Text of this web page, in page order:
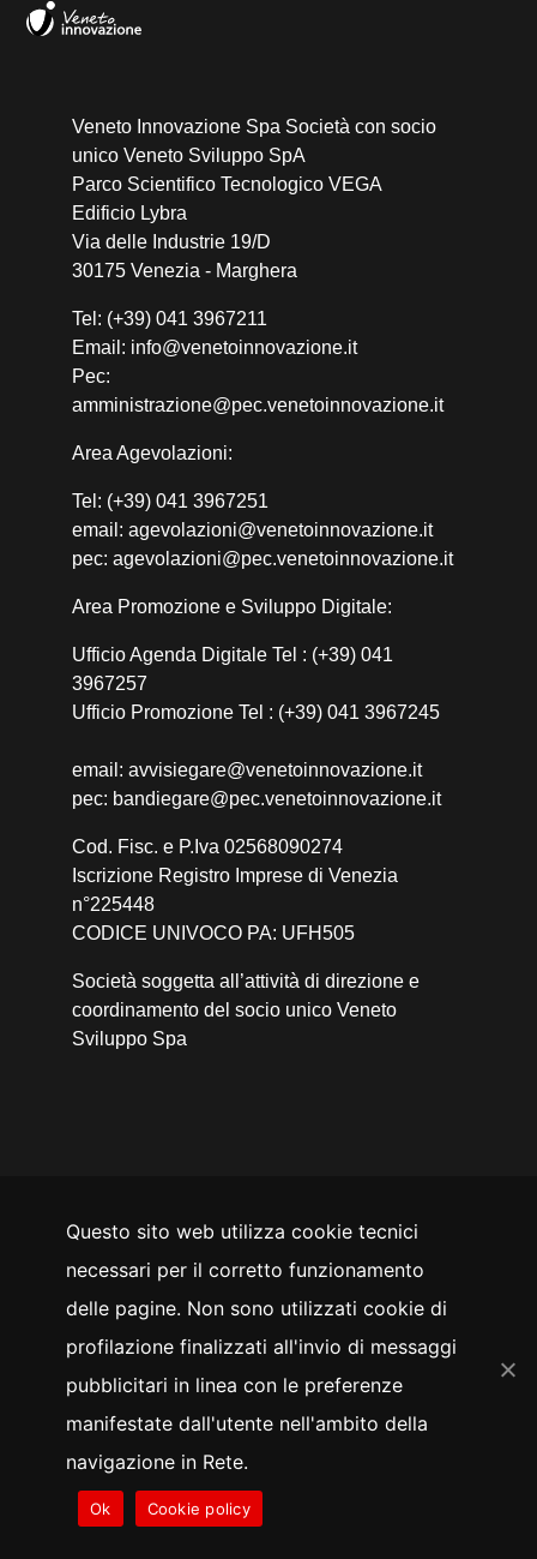
Veneto Innovazione Spa Società con socio
unico Veneto Sviluppo SpA
Parco Scientifico Tecnologico VEGA
Edificio Lybra
Via delle Industrie 19/D
30175 Venezia - Marghera
Tel: (+39) 041 3967211
Email: info@venetoinnovazione.it
Pec:
amministrazione@pec.venetoinnovazione.it
Area Agevolazioni:
Tel: (+39) 041 3967251
email: agevolazioni@venetoinnovazione.it
pec: agevolazioni@pec.venetoinnovazione.it
Area Promozione e Sviluppo Digitale:
Ufficio Agenda Digitale Tel : (+39) 041
3967257
Ufficio Promozione Tel : (+39) 041 3967245
email: avvisiegare@venetoinnovazione.it
pec: bandiegare@pec.venetoinnovazione.it
Cod. Fisc. e P.Iva 02568090274
Iscrizione Registro Imprese di Venezia
n°225448
CODICE UNIVOCO PA: UFH505
Società soggetta all’attività di direzione e
coordinamento del socio unico Veneto
Sviluppo Spa
SEGUICI SU
YouTube
Facebook
Instagram
LinkedIn
Twitter
Whistleblowing
Privacy policy Cookie policy
Questo sito web utilizza cookie tecnici
necessari per il corretto funzionamento
delle pagine. Non sono utilizzati cookie di
profilazione finalizzati all'invio di messaggi
pubblicitari in linea con le preferenze
manifestate dall'utente nell'ambito della
navigazione in Rete.
Ok Cookie policy